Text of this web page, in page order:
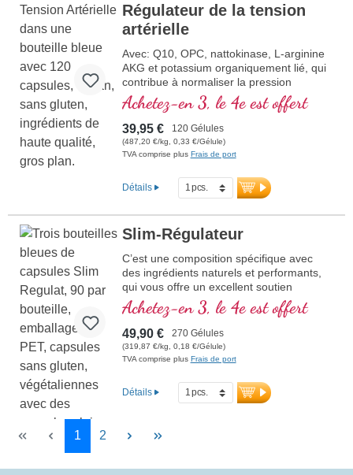
Régulateur de la tension
artérielle
Avec: Q10, OPC, nattokinase, L-arginine
AKG et potassium organiquement lié, qui
contribue à normaliser la pression
sanguine.
Achetez-en 3, le 4e est offert
39,95 € 120 Gélules
(487,20 €/kg, 0,33 €/Gélule)
TVA comprise plus Frais de port
Détails
Slim-Régulateur
C’est une composition spécifique avec
des ingrédients naturels et performants,
qui vous offre un excellent soutien
pendant votre cure amaigrissante.
Achetez-en 3, le 4e est offert
49,90 € 270 Gélules
(319,87 €/kg, 0,18 €/Gélule)
TVA comprise plus Frais de port
Détails
Page
1 Page
2